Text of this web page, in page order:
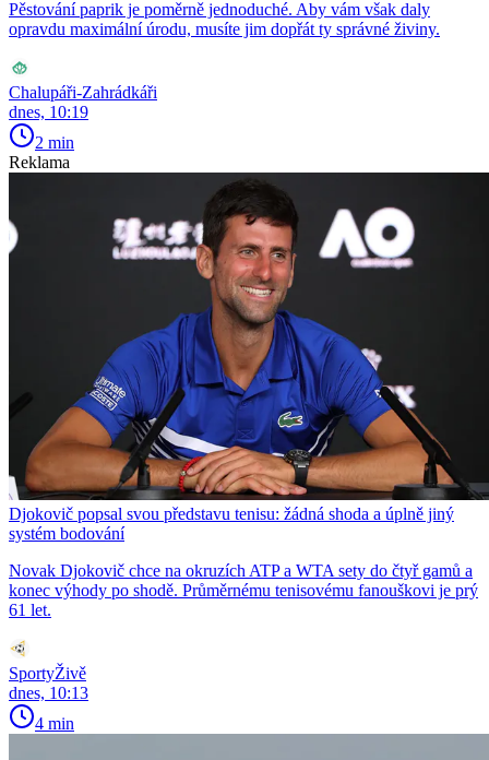
Pěstování paprik je poměrně jednoduché. Aby vám však daly
opravdu maximální úrodu, musíte jim dopřát ty správné živiny.
Chalupáři-Zahrádkáři
dnes, 10:19
2 min
Reklama
Djokovič popsal svou představu tenisu: žádná shoda a úplně jiný
systém bodování
Novak Djokovič chce na okruzích ATP a WTA sety do čtyř gamů a
konec výhody po shodě. Průměrnému tenisovému fanouškovi je prý
61 let.
SportyŽivě
dnes, 10:13
4 min